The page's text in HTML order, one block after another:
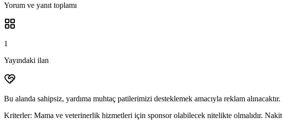
Yorum ve yanıt toplamı
1
Yayındaki ilan
Bu alanda sahipsiz, yardıma muhtaç patilerimizi desteklemek amacıyla reklam alınacaktır.
Kriterler: Mama ve veterinerlik hizmetleri için sponsor olabilecek nitelikte olmalıdır.